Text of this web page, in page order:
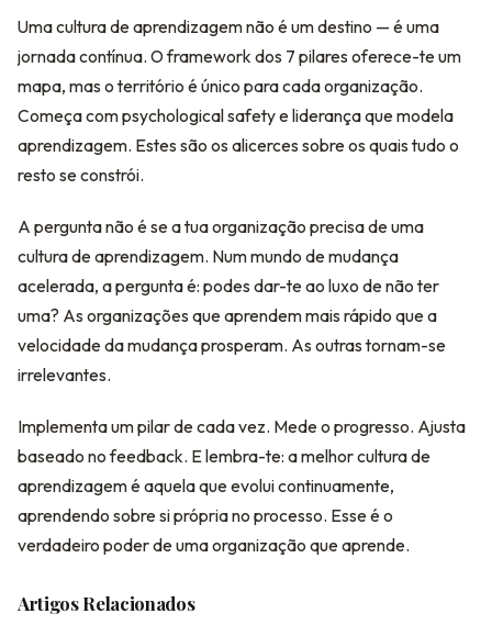
Uma cultura de aprendizagem não é um destino — é uma
jornada contínua. O framework dos 7 pilares oferece-te um
mapa, mas o território é único para cada organização.
Começa com psychological safety e liderança que modela
aprendizagem. Estes são os alicerces sobre os quais tudo o
resto se constrói.
A pergunta não é se a tua organização precisa de uma
cultura de aprendizagem. Num mundo de mudança
acelerada, a pergunta é: podes dar-te ao luxo de não ter
uma? As organizações que aprendem mais rápido que a
velocidade da mudança prosperam. As outras tornam-se
irrelevantes.
Implementa um pilar de cada vez. Mede o progresso. Ajusta
baseado no feedback. E lembra-te: a melhor cultura de
aprendizagem é aquela que evolui continuamente,
aprendendo sobre si própria no processo. Esse é o
verdadeiro poder de uma organização que aprende.
Artigos Relacionados